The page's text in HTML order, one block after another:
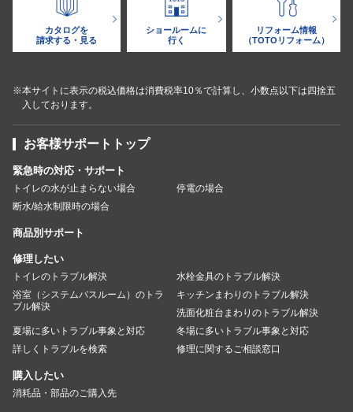
カタログを
請求する・見る
ショールームに
行く
リフォーム情報
（TOTOリフォーム）
※本サイトに表示の税込価格は消費税率10％で計算し、小数点以下は四捨五
入しております。
お客様サポートトップ
緊急時の対応・サポート
トイレの水が止まらない場合
停電の場合
断水/給水制限時の場合
商品別サポート
修理したい
トイレのトラブル解決
水栓金具のトラブル解決
浴室（システムバスルーム）のトラ
ブル解決
キッチンまわりのトラブル解決
洗面化粧台まわりのトラブル解決
夏場に多いトラブル事象と対応
冬場に多いトラブル事象と対応
詳しくトラブルを検索
修理に関するご相談窓口
購入したい
消耗品・部品のご購入先